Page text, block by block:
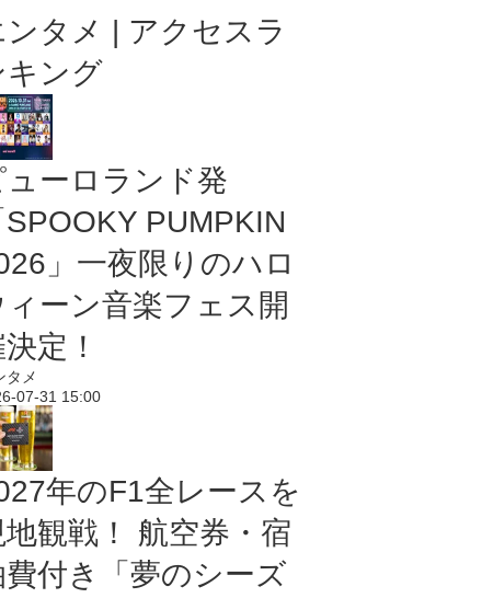
ンタメ | アクセスラ
キング
ューロランド発
SPOOKY PUMPKIN
」一夜限りのハロ
ィーン音楽フェス開
定！
タメ
07-31 15:00
年のF1全レースを
地観戦！ 航空券・宿
費付き「夢のシーズ